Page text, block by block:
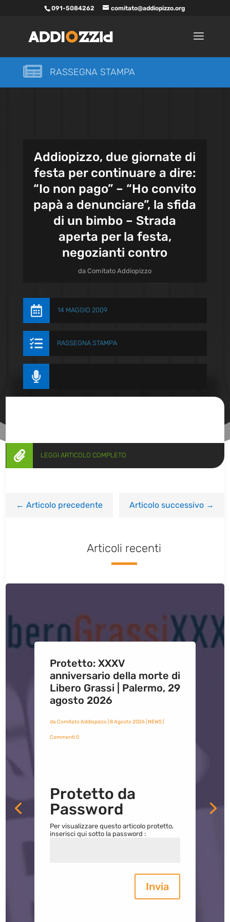
091-5084262 comitato@addiopizzo.org
 RASSEGNA STAMPA
Addiopizzo, due giornate di
festa per continuare a dire:
“Io non pago” – “Ho convito
papà a denunciare”, la sfida
di un bimbo – Strada
aperta per la festa,
negozianti contro
daComitato Addiopizzo
 14 MAGGIO 2009
 RASSEGNA STAMPA

 LEGGI ARTICOLO COMPLETO
←Articolo precedente Articolo successivo→
Articoli recenti
Protetto: XXXV
anniversario della morte di
Libero Grassi | Palermo, 29
agosto 2026
da Comitato Addiopizzo| 8 Agosto 2026| NEWS|
Commenti 0
Protetto da
Password
Per visualizzare questo articolo protetto,
inserisci qui sotto la password :
Invia